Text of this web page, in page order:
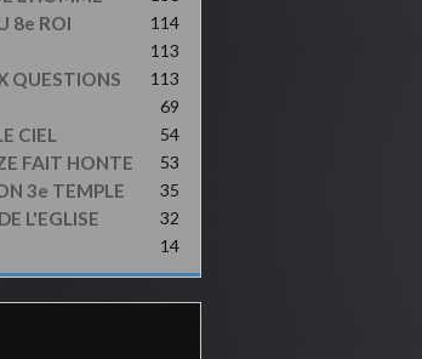
8e ROI 114
113
QUESTIONS 113
69
CIEL 54
FAIT HONTE 53
3e TEMPLE 35
L'EGLISE 32
14